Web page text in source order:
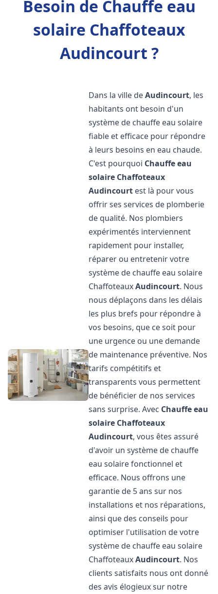
Besoin de Chauffe eau
solaire Chaffoteaux
Audincourt ?
Dans la ville deAudincourt, les
habitants ont besoin d'un
système de chauffe eau solaire
fiable et efficace pour répondre
à leurs besoins en eau chaude.
C'est pourquoi Chauffe eau
solaire Chaffoteaux
Audincourt est là pour vous
offrir ses services de plomberie
de qualité. Nos plombiers
expérimentés interviennent
rapidement pour installer,
réparer ou entretenir votre
système de chauffe eau solaire
ChaffoteauxAudincourt. Nous
nous déplaçons dans les délais
les plus brefs pour répondre à
vos besoins, que ce soit pour
une urgence ou une demande
de maintenance préventive. Nos
tarifs compétitifs et
transparents vous permettent
de bénéficier de nos services
sans surprise. Avec Chauffe eau
solaire Chaffoteaux
Audincourt, vous êtes assuré
d'avoir un système de chauffe
eau solaire fonctionnel et
efficace. Nous offrons une
garantie de 5 ans sur nos
installations et nos réparations,
ainsi que des conseils pour
optimiser l'utilisation de votre
système de chauffe eau solaire
ChaffoteauxAudincourt. Nos
clients satisfaits nous ont donné
des avis élogieux sur notre